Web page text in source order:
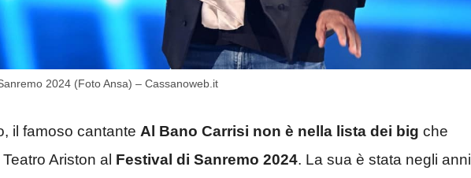
2024 (Foto Ansa) – Cassanoweb.it
il famoso cantante Al Bano Carrisi non è nella lista dei big che
Ariston al Festival di Sanremo 2024. La sua è stata negli anni